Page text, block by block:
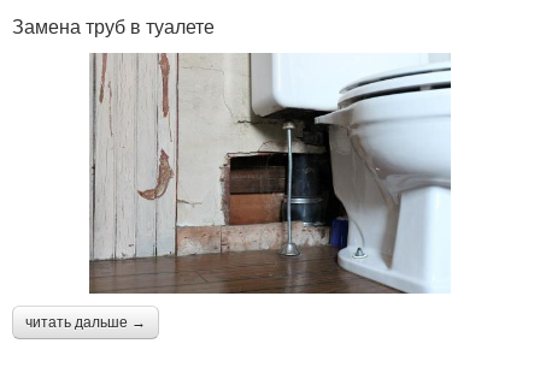
Замена труб в туалете
читать дальше →